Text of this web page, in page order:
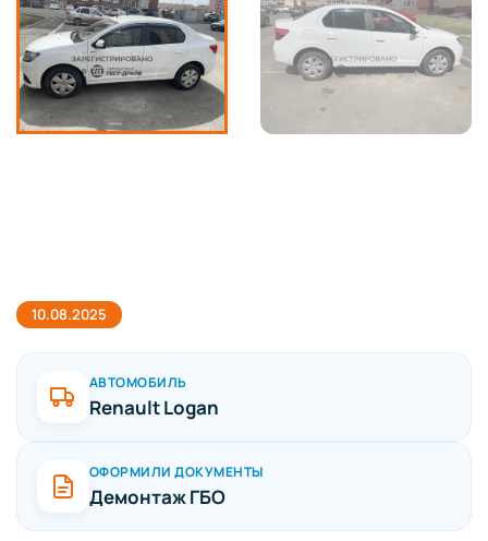
10.08.2025
АВТОМОБИЛЬ
Renault Logan
ОФОРМИЛИ ДОКУМЕНТЫ
Демонтаж ГБО